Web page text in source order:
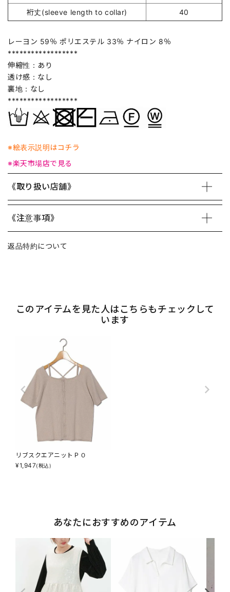
裄丈(sleeve length to collar) 40
レーヨン 59％ ポリエステル 33％ ナイロン 8％
******************
伸縮性：あり
透け感：なし
裏地：なし
******************
※絵表示説明はコチラ
※楽天市場店で見る
《取り扱い店舗》
《注意事項》
返品特約について
このアイテムを見た人はこちらもチェックして
います
リブスクエアニットＰＯ
¥1,947(税込)
あなたにおすすめのアイテム